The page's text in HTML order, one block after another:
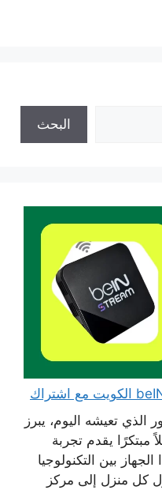
البحث
الذي تعيشه اليوم، يبرز
يقدم تجربة
بين التكنولوجيا
كل منزل إلى مركز